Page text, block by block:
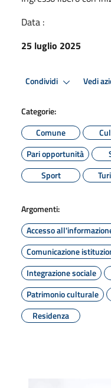
Data :
25 luglio 2025
Condividi Vedi
Categorie:
Comune
Pari opportunità
Sport
Argomenti:
Accesso
Comunicazione
Integrazione sociale
Patrimonio culturale
Residenza